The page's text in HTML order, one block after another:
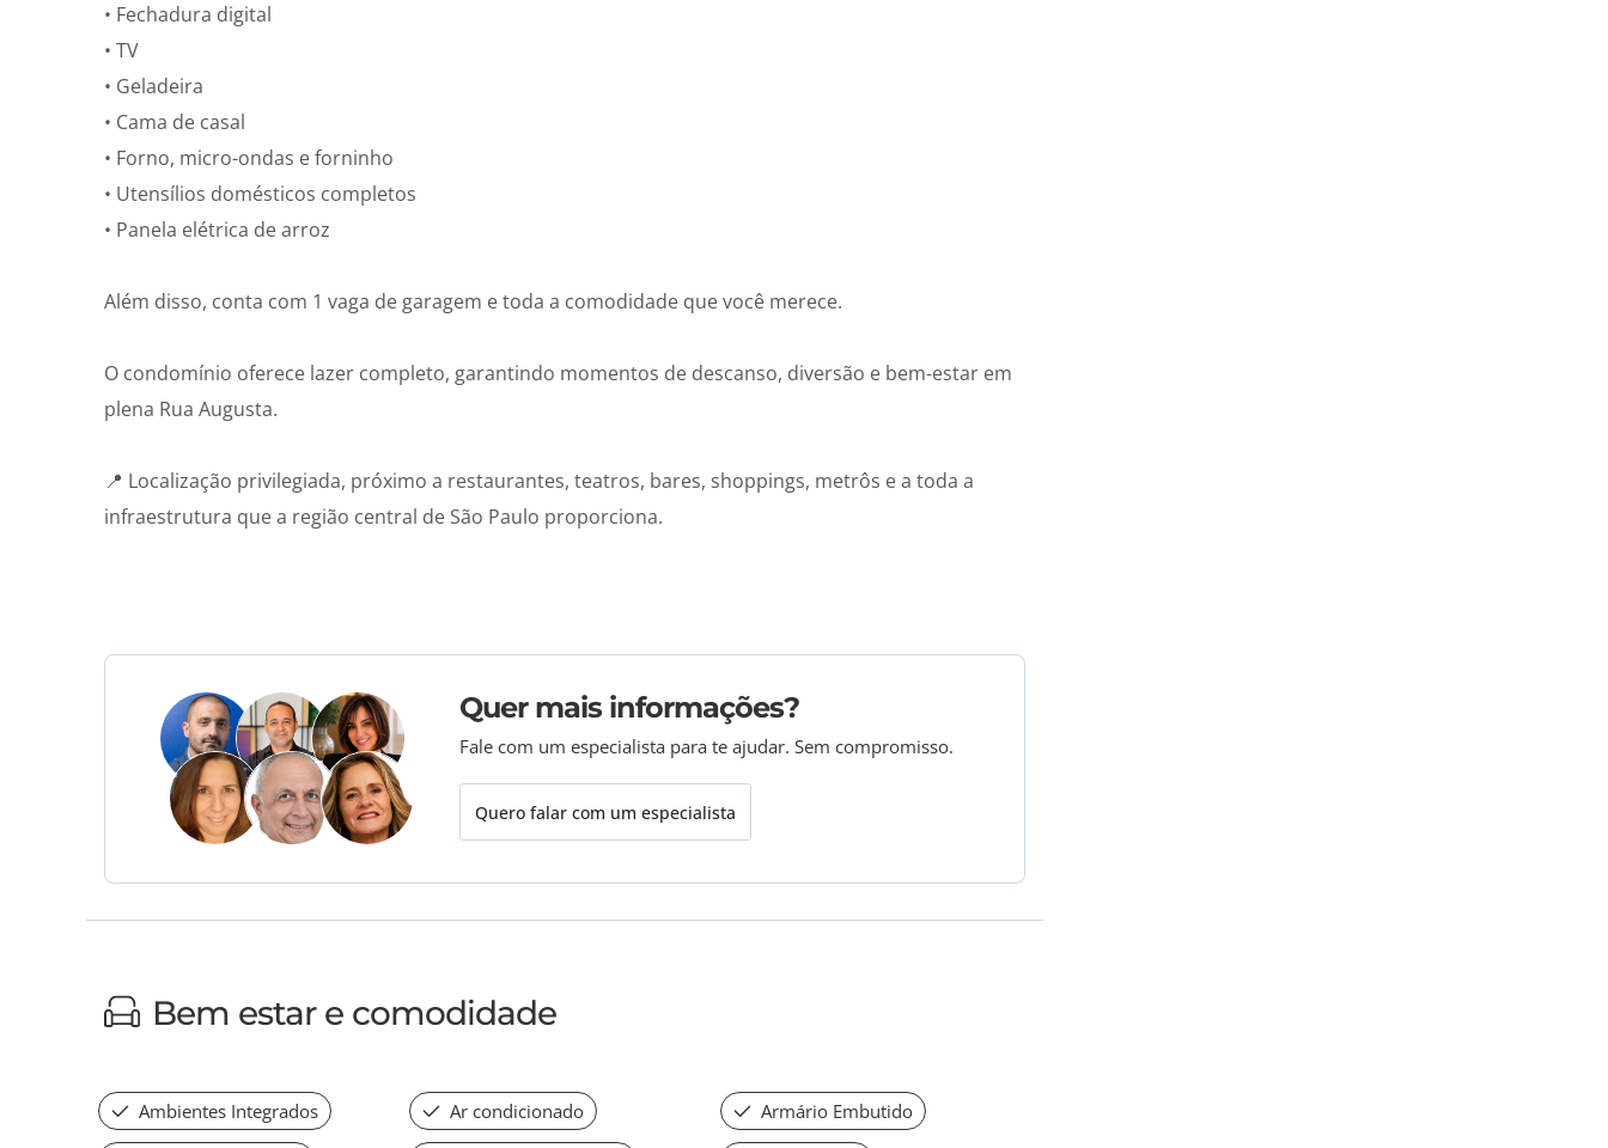
• Fechadura digital
• TV
• Geladeira
• Cama de casal
• Forno, micro-ondas e forninho
• Utensílios domésticos completos
• Panela elétrica de arroz
Além disso, conta com 1 vaga de garagem e toda a comodidade que você merece.
O condomínio oferece lazer completo, garantindo momentos de descanso, diversão e bem-estar em
plena Rua Augusta.
📍 Localização privilegiada, próximo a restaurantes, teatros, bares, shoppings, metrôs e a toda a
infraestrutura que a região central de São Paulo proporciona.
Quer mais informações?
Fale com um especialista para te ajudar. Sem compromisso.
Quero falar com um especialista
Bem estar e comodidade
Ambientes Integrados Ar condicionado Armário Embutido